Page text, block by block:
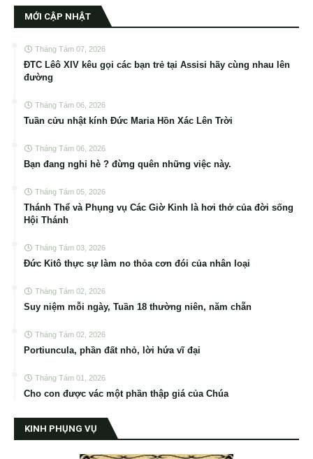
MỚI CẬP NHẬT
Tháng Tám 07, 2026
ĐTC Lêô XIV kêu gọi các bạn trẻ tại Assisi hãy cùng nhau lên
đường
Tháng Tám 06, 2026
Tuần cửu nhật kính Đức Maria Hồn Xác Lên Trời
Tháng Tám 06, 2026
Bạn đang nghỉ hè ? đừng quên những việc này.
Tháng Tám 05, 2026
Thánh Thể và Phụng vụ Các Giờ Kinh là hơi thở của đời sống
Hội Thánh
Tháng Tám 03, 2026
Đức Kitô thực sự làm no thỏa cơn đói của nhân loại
Tháng Tám 02, 2026
Suy niệm mỗi ngày, Tuần 18 thường niên, năm chẵn
Tháng Tám 02, 2026
Portiuncula, phần đất nhỏ, lời hứa vĩ đại
Tháng Tám 01, 2026
Cho con được vác một phần thập giá của Chúa
KINH PHỤNG VỤ